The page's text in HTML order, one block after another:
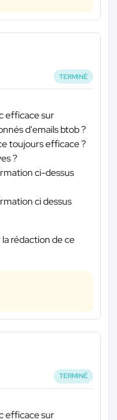
TERMINÉ
efficace sur
d'emails btob ?
toujours efficace ?
?
ci-dessus
ci dessus
rédaction de ce
TERMINÉ
efficace sur